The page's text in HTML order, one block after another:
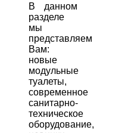
В данном
разделе
мы
представляем
Вам:
новые
модульные
туалеты,
современное
санитарно-
техническое
оборудование,